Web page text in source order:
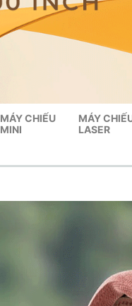
MÁY CHIẾU
MINI
MÁY
LASER